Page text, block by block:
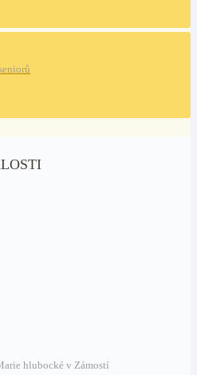
hlubocké v Zámostí